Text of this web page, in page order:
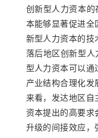
创新型人力资本的
本能够显著促进全
新型人力资本的技
落后地区创新型人
型人力资本可以通
产业结构合理化发
来看，发达地区自
资本提出的高要求
升级的间接效应，